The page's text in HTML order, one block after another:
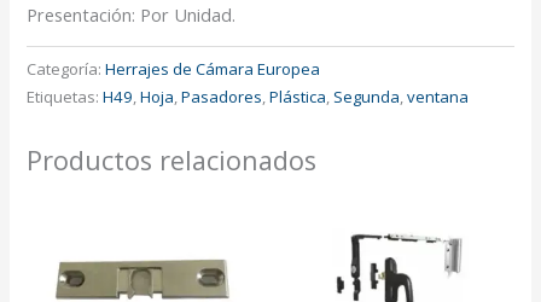
Presentación: Por Unidad.
Categoría:Herrajes de Cámara Europea
Etiquetas:H49,Hoja,Pasadores,Plástica, Segunda,ventana
Productos relacionados